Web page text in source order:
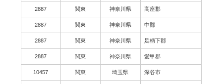
2887 関東 神奈川県 高座郡
2887 関東 神奈川県 中郡
2887 関東 神奈川県 足柄下郡
2887 関東 神奈川県 愛甲郡
10457 関東 埼玉県 深谷市